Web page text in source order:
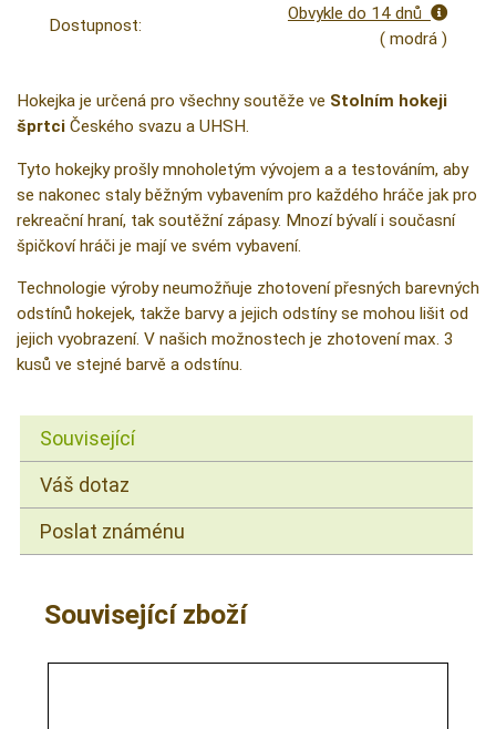
Dostupnost:
Obvykle do 14 dnů
( modrá )
Hokejka je určená pro všechny soutěže ve Stolním hokeji
šprtci Českého svazu a UHSH.
Tyto hokejky prošly mnoholetým vývojem a a testováním, aby
se nakonec staly běžným vybavením pro každého hráče jak pro
rekreační hraní, tak soutěžní zápasy. Mnozí bývalí i současní
špičkoví hráči je mají ve svém vybavení.
Technologie výroby neumožňuje zhotovení přesných barevných
odstínů hokejek, takže barvy a jejich odstíny se mohou lišit od
jejich vyobrazení. V našich možnostech je zhotovení max. 3
kusů ve stejné barvě a odstínu.
Související
Váš dotaz
Poslat známénu
Související zboží